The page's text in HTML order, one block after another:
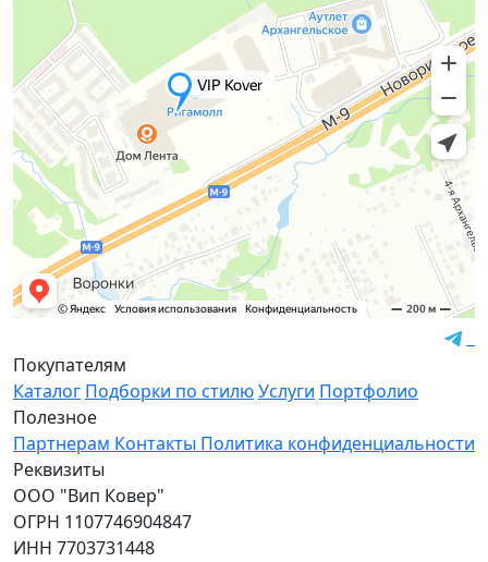
Покупателям
Каталог Подборки по стилюУслуги Портфолио
Полезное
Партнерам Контакты Политика конфиденциальности
Реквизиты
ООО "Вип Ковер"
ОГРН 1107746904847
ИНН 7703731448